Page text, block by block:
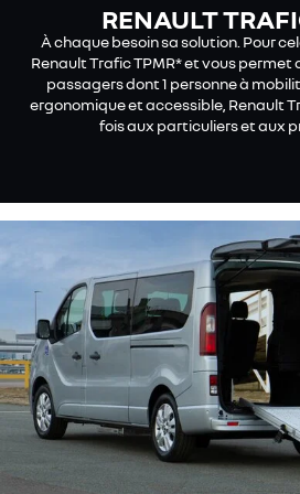
RENAULT
À chaque besoin sa solution. Pour
Renault Trafic TPMR* et vous permet
passagers dont 1 personne à
ergonomique et accessible, Renault
fois aux particuliers et aux